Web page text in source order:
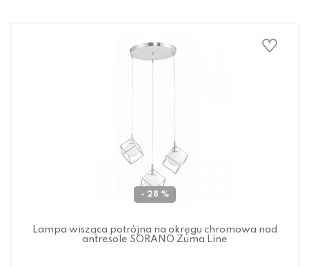
- 28 %
Lampa wisząca potrójna na okręgu chromowa nad
antresole SORANO Zuma Line